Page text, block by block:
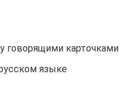
говорящими карточками
языке